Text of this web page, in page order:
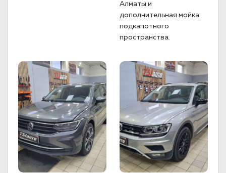
Алматы и
дополнительная мойка
подкапотного
пространства.